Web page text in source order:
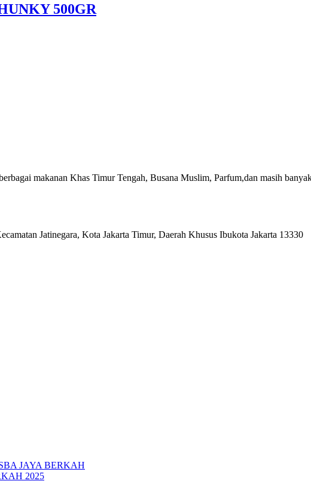
500GR
makanan Khas Timur Tengah, Busana Muslim, Parfum,dan masih
Jatinegara, Kota Jakarta Timur, Daerah Khusus Ibukota Jakarta 13330
JAYA BERKAH
2025